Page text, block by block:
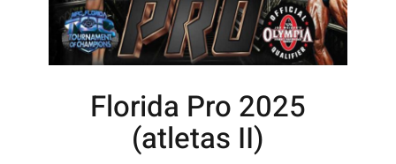
Florida Pro 2025
(atletas II)